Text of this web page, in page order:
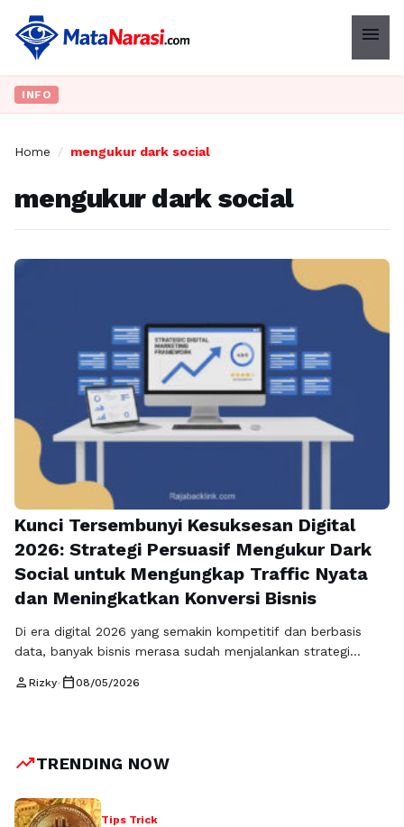
menu
INFO
Home / mengukur dark social
mengukur dark social
Kunci Tersembunyi Kesuksesan Digital
2026: Strategi Persuasif Mengukur Dark
Social untuk Mengungkap Traffic Nyata
dan Meningkatkan Konversi Bisnis
Di era digital 2026 yang semakin kompetitif dan berbasis
data, banyak bisnis merasa sudah menjalankan strategi
berjalan, dan media sosial aktif dikelola. Namun ada satu
Selengkapnya
person Rizky• calendar_today08/05/2026
trending_upTRENDING NOW
Tips Trick